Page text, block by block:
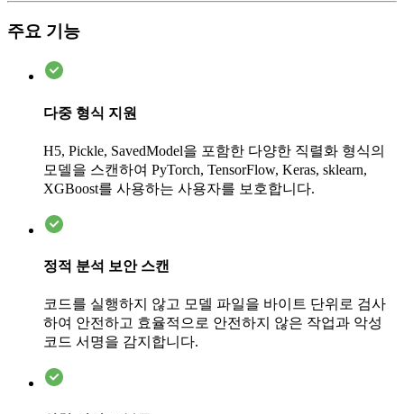
주요 기능
다중 형식 지원
H5, Pickle, SavedModel을 포함한 다양한 직렬화 형식의
모델을 스캔하여 PyTorch, TensorFlow, Keras, sklearn,
XGBoost를 사용하는 사용자를 보호합니다.
정적 분석 보안 스캔
코드를 실행하지 않고 모델 파일을 바이트 단위로 검사
하여 안전하고 효율적으로 안전하지 않은 작업과 악성
코드 서명을 감지합니다.